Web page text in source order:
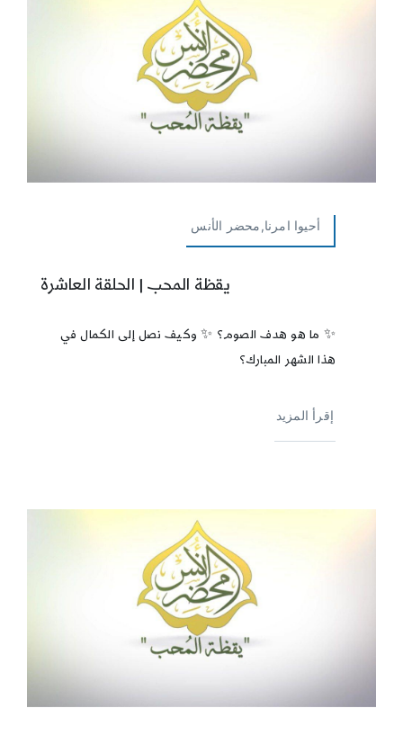
أحيوا امرنا,محضر الأنس
يقظة المحب | الحلقة العاشرة
✨ ما هو هدف الصوم؟ ✨ وكيف نصل إلى الكمال في
هذا الشهر المبارك؟
إقرأ المزيد